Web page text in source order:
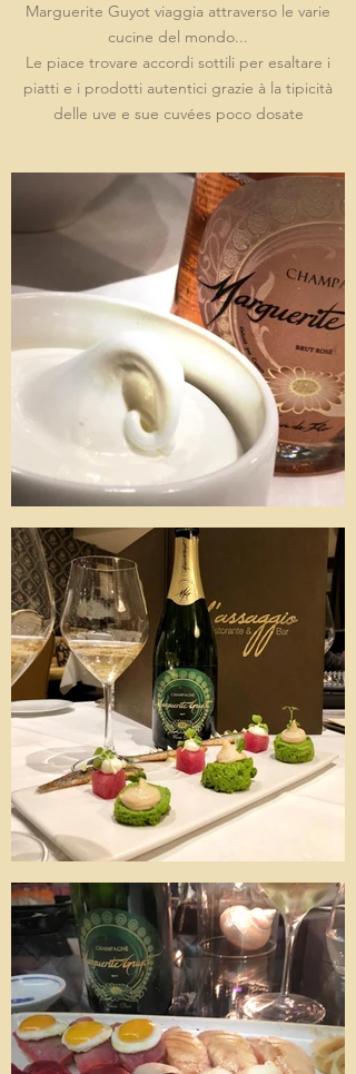
Marguerite Guyot viaggia attraverso le varie
cucine del mondo...
Le piace trovare accordi sottili per esaltare i
piatti e i prodotti autentici grazie à la tipicità
delle uve e sue cuvées poco dosate